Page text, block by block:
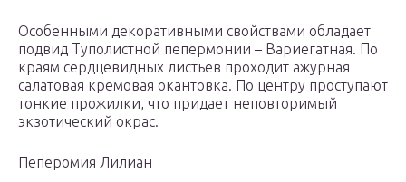
Особенными декоративными свойствами обладает
подвид Туполистной пепермонии – Вариегатная. По
краям сердцевидных листьев проходит ажурная
салатовая кремовая окантовка. По центру проступают
тонкие прожилки, что придает неповторимый
экзотический окрас.
Пеперомия Лилиан